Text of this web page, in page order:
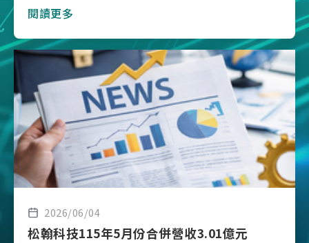
閱讀更多
2026/06/04
松翰科技115年5月份合併營收3.01億元